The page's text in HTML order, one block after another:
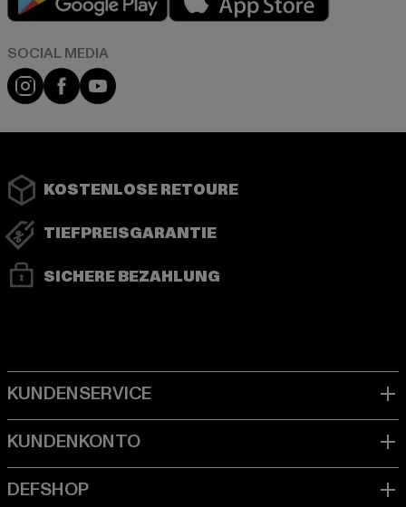
Instagram
FacebookYouTube
KOSTENLOSE RETOURE
TIEFPREISGARANTIE
SICHERE BEZAHLUNG